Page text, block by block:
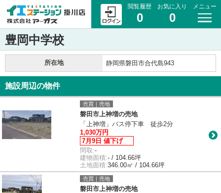
閲覧履歴
0
お気に入り
0
メニュー
豊岡中学校
所在地 静岡県磐田市合代島943
施設周辺の物件
売買｜売地
磐田市上神増の売地
「上神増」バス停下車 徒歩2分
1,030万円
7月9日 値下げ
間取:-
建物面積:- / 104.66坪
土地面積:346.00㎡ / 104.66坪
売買｜売地
磐田市上神増の売地